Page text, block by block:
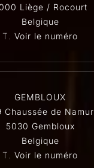
Liège / Rocourt
Belgique
T. Voir le numéro
GEMBLOUX
Chaussée de Namur
5030 Gembloux
Belgique
T. Voir le numéro